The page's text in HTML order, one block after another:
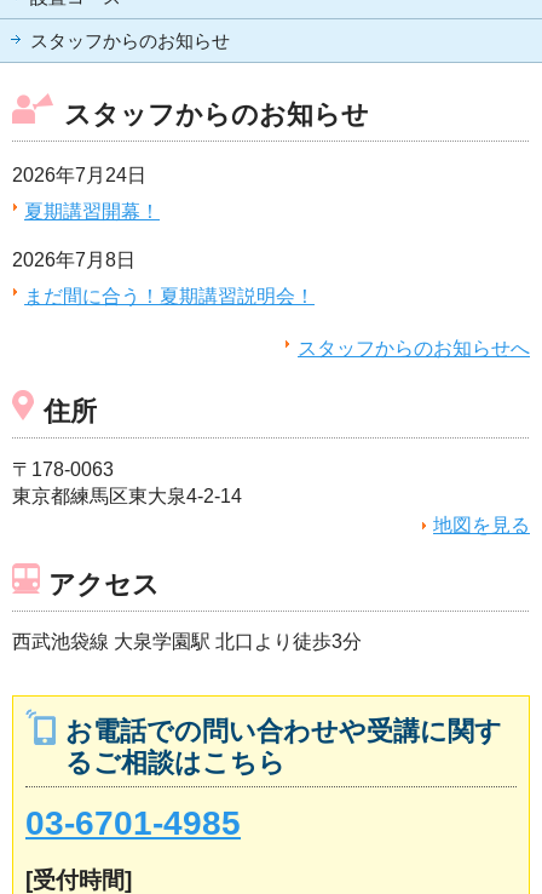
スタッフからのお知らせ
スタッフからのお知らせ
スタッフからのお知らせへ
2026年7月24日
夏期講習開幕！
2026年7月8日
まだ間に合う！夏期講習説明会！
住所
〒178-0063
東京都練馬区東大泉4-2-14
地図を見る
アクセス
西武池袋線 大泉学園駅 北口より徒歩3分
お電話での問い合わせや受講に関す
るご相談はこちら
03-6701-4985
[受付時間]